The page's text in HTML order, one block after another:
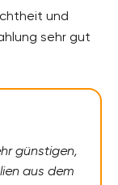
und
sehr gut
günstigen,
aus dem